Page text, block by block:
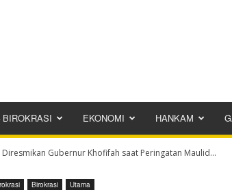
EKONOMI HANKAM
Gubernur Khofifah saat Peringatan Maulid...
Birokrasi Utama